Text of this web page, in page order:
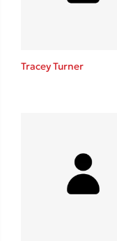
Tracey Turner